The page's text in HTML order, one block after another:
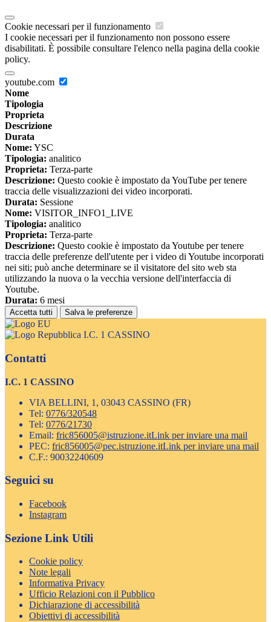
Cookie necessari per il funzionamento
I cookie necessari per il funzionamento non possono essere
disabilitati. È possibile consultare l'elenco nella pagina della cookie
policy.
youtube.com
Nome
Tipologia
Proprieta
Descrizione
Durata
Nome: YSC
Tipologia: analitico
Proprieta: Terza-parte
Descrizione: Questo cookie è impostato da YouTube per tenere
traccia delle visualizzazioni dei video incorporati.
Durata: Sessione
Nome: VISITOR_INFO1_LIVE
Tipologia: analitico
Proprieta: Terza-parte
Descrizione: Questo cookie è impostato da Youtube per tenere
traccia delle preferenze dell'utente per i video di Youtube incorporati
nei siti; può anche determinare se il visitatore del sito web sta
utilizzando la nuova o la vecchia versione dell'interfaccia di
Youtube.
Durata: 6 mesi
Accetta tutti Salva le preferenze
I.C. 1 CASSINO
Contatti
I.C. 1 CASSINO
VIA BELLINI, 1, 03043 CASSINO (FR)
Tel: 0776/320548
Tel: 0776/21730
Email: fric856005@istruzione.itLink per inviare una mail
PEC: fric856005@pec.istruzione.itLink per inviare una mail
C.F.: 90032240609
Seguici su
Facebook
Instagram
Sezione Link Utili
Cookie policy
Note legali
Informativa Privacy
Ufficio Relazioni con il Pubblico
Dichiarazione di accessibilità
Obiettivi di accessibilità